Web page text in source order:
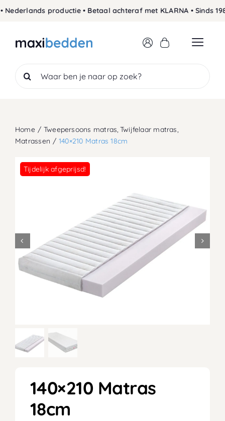
productie • Betaal achteraf met KLARNA • Sinds
Search
for:
Home Tweepersoons matras Twijfelaar matras
Matrassen
140×210 Matras 18cm
Tijdelijk afgeprijsd!
140×210 Matras
18cm